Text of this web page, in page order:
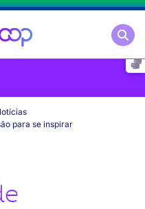
para se inspirar